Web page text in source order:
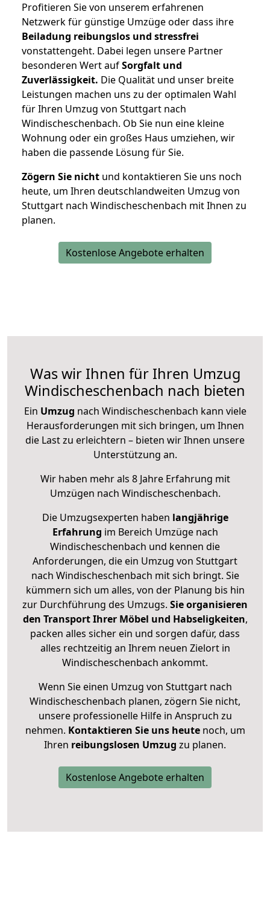
Profitieren Sie von unserem erfahrenen
Netzwerk für günstige Umzüge oder dass ihre
Beiladung reibungslos und stressfrei
vonstattengeht. Dabei legen unsere Partner
besonderen Wert aufSorgfalt und
Zuverlässigkeit. Die Qualität und unser breite
Leistungen machen uns zu der optimalen Wahl
für Ihren Umzug von Stuttgart nach
Windischeschenbach. Ob Sie nun eine kleine
Wohnung oder ein großes Haus umziehen, wir
haben die passende Lösung für Sie.
Zögern Sie nicht und kontaktieren Sie uns noch
heute, um Ihren deutschlandweiten Umzug von
Stuttgart nach Windischeschenbach mit Ihnen zu
planen.
Kostenlose Angebote erhalten
Was wir Ihnen für Ihren Umzug
Windischeschenbach nach bieten
Ein Umzug nach Windischeschenbach kann viele
Herausforderungen mit sich bringen, um Ihnen
die Last zu erleichtern – bieten wir Ihnen unsere
Unterstützung an.
Wir haben mehr als 8 Jahre Erfahrung mit
Umzügen nach Windischeschenbach.
Die Umzugsexperten haben langjährige
Erfahrung im Bereich Umzüge nach
Windischeschenbach und kennen die
Anforderungen, die ein Umzug von Stuttgart
nach Windischeschenbach mit sich bringt. Sie
kümmern sich um alles, von der Planung bis hin
zur Durchführung des Umzugs. Sie organisieren
den Transport Ihrer Möbel und Habseligkeiten,
packen alles sicher ein und sorgen dafür, dass
alles rechtzeitig an Ihrem neuen Zielort in
Windischeschenbach ankommt.
Wenn Sie einen Umzug von Stuttgart nach
Windischeschenbach planen, zögern Sie nicht,
unsere professionelle Hilfe in Anspruch zu
nehmen. Kontaktieren Sie uns heutenoch, um
Ihren reibungslosen Umzug zu planen.
Kostenlose Angebote erhalten